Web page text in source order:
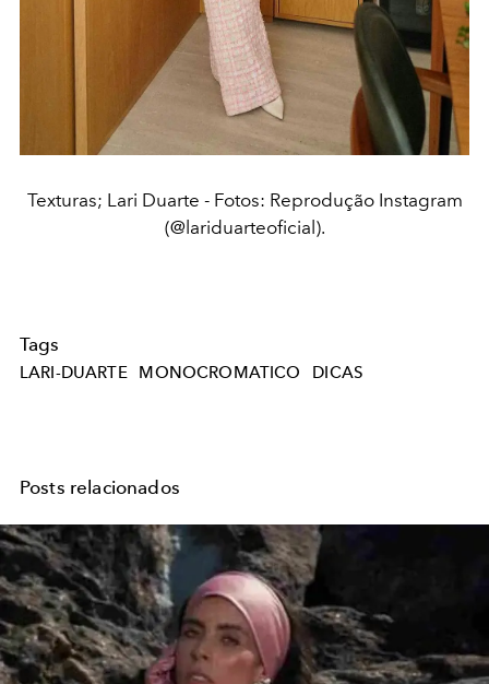
Texturas; Lari Duarte - Fotos: Reprodução Instagram
(@lariduarteoficial).
Tags
LARI-DUARTE MONOCROMATICO DICAS
Posts relacionados